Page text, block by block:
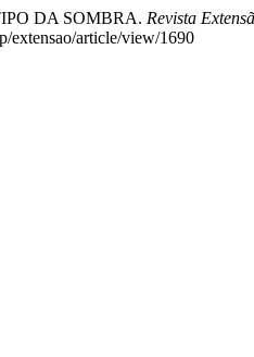
DA SOMBRA. Revista
extensao/article/view/1690